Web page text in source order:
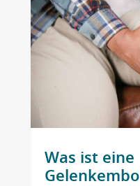
Was ist eine